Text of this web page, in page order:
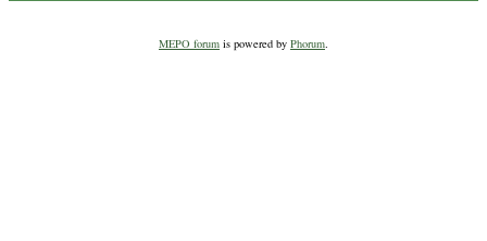
MEPO forum is powered by Phorum.